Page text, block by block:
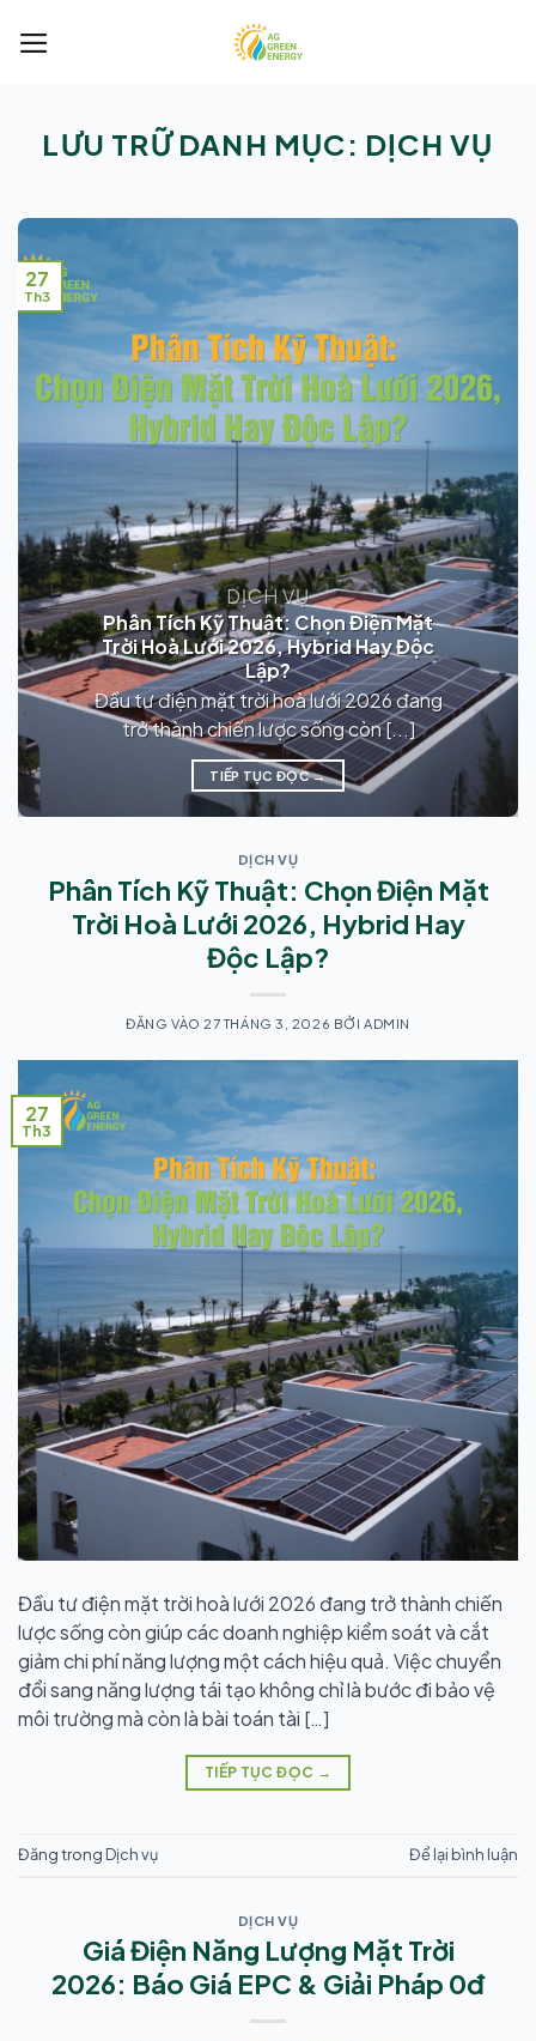
qua
LƯU TRỮ DANH MỤC: DỊCH VỤ
DỊCH VỤ
Phân Tích Kỹ Thuật: Chọn Điện Mặt
Trời Hoà Lưới 2026, Hybrid Hay Độc
Lập?
Đầu tư điện mặt trời hoà lưới 2026 đang
trở thành chiến lược sống còn [...]
TIẾP TỤC ĐỌC→
27
Th3
DỊCH VỤ
Phân Tích Kỹ Thuật: Chọn Điện Mặt
Trời Hoà Lưới 2026, Hybrid Hay
Độc Lập?
ĐĂNG VÀO27 THÁNG 3, 2026 BỞI ADMIN
27
Th3
Đầu tư điện mặt trời hoà lưới 2026 đang trở thành chiến
lược sống còn giúp các doanh nghiệp kiểm soát và cắt
giảm chi phí năng lượng một cách hiệu quả. Việc chuyển
đổi sang năng lượng tái tạo không chỉ là bước đi bảo vệ
môi trường mà còn là bài toán tài […]
TIẾP TỤC ĐỌC →
Đăng trong Dịch vụ Để lại bình luận
DỊCH VỤ
Giá Điện Năng Lượng Mặt Trời
2026: Báo Giá EPC & Giải Pháp 0đ